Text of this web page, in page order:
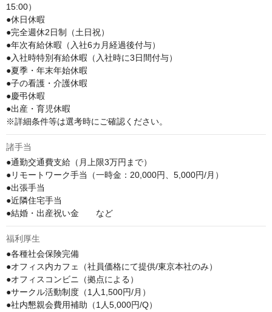
15:00）
●休日休暇
●完全週休2日制（土日祝）
●年次有給休暇（入社6カ月経過後付与）
●入社時特別有給休暇（入社時に3日間付与）
●夏季・年末年始休暇
●子の看護・介護休暇
●慶弔休暇
●出産・育児休暇
※詳細条件等は選考時にご確認ください。
諸手当
●通勤交通費支給（月上限3万円まで）
●リモートワーク手当（一時金：20,000円、5,000円/月）
●出張手当
●近隣住宅手当
●結婚・出産祝い金　　など
福利厚生
●各種社会保険完備
●オフィス内カフェ（社員価格にて提供/東京本社のみ）
●オフィスコンビニ（拠点による）
●サークル活動制度（1人1,500円/月）
●社内懇親会費用補助（1人5,000円/Q）